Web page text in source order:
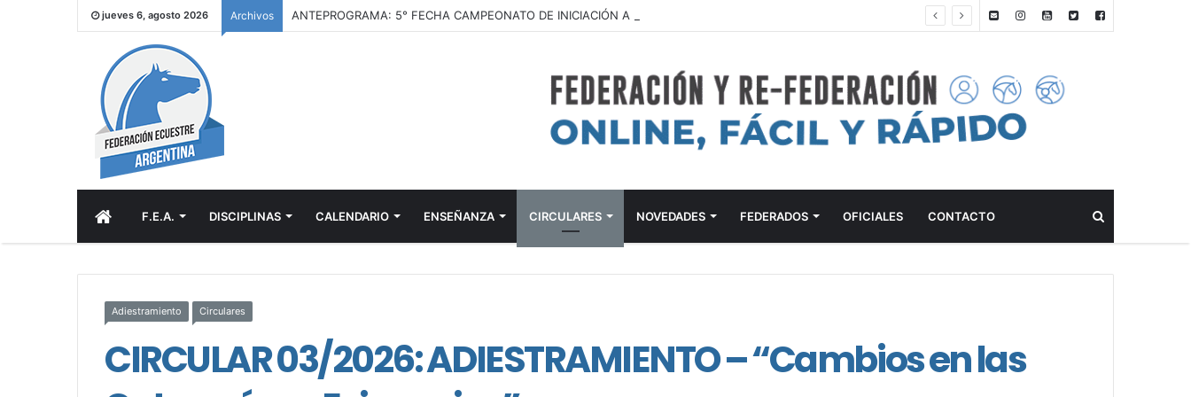
jueves 6, agosto 2026 Archivos
INICIOF.E.A. DISCIPLINAS CALENDARIO ENSEÑANZA CIRCULARES NOVEDADES FEDERADOS OFICIALES CONTACTO
Adiestramiento Circulares
CIRCULAR 03/2026: ADIESTRAMIENTO – “Cambios en las